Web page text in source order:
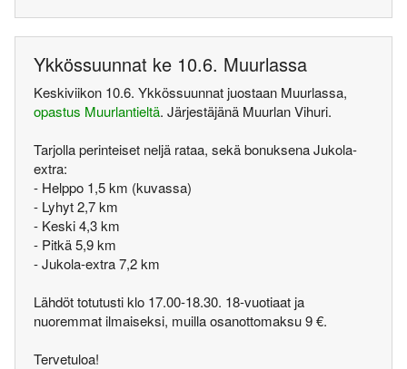
Ykkössuunnat ke 10.6. Muurlassa
Keskiviikon 10.6. Ykkössuunnat juostaan Muurlassa,
opastus Muurlantieltä. Järjestäjänä Muurlan Vihuri.
Tarjolla perinteiset neljä rataa, sekä bonuksena Jukola-
extra:
- Helppo 1,5 km (kuvassa)
- Lyhyt 2,7 km
- Keski 4,3 km
- Pitkä 5,9 km
- Jukola-extra 7,2 km
Lähdöt totutusti klo 17.00-18.30. 18-vuotiaat ja
nuoremmat ilmaiseksi, muilla osanottomaksu 9 €.
Tervetuloa!